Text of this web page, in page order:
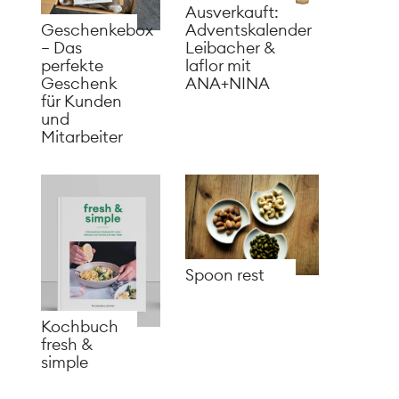
Geschenkebox
– Das
perfekte
Geschenk
für Kunden
und
Mitarbeiter
Ausverkauft:
Adventskalender
Leibacher &
laflor mit
ANA+NINA
Kochbuch
fresh &
simple
Spoon rest